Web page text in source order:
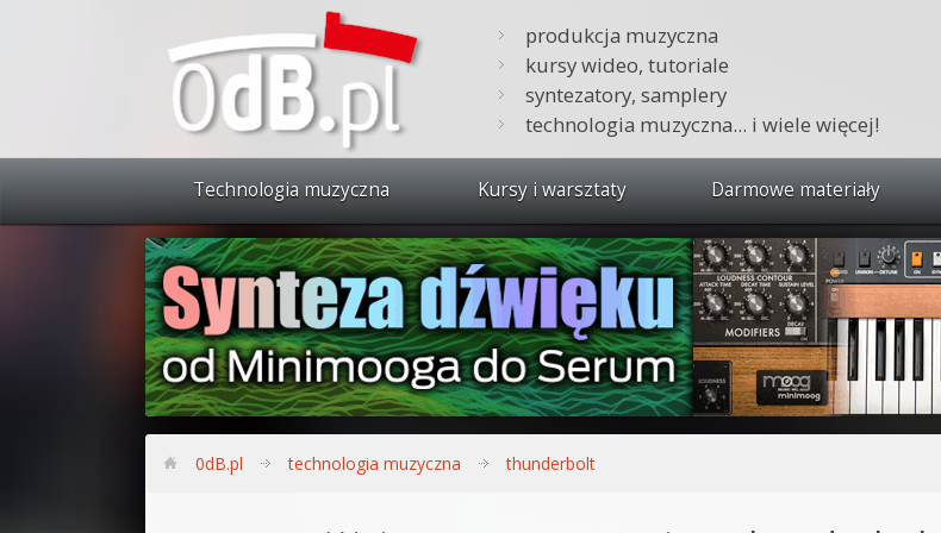
produkcja muzyczna
kursy wideo, tutoriale
syntezatory, samplery
technologia muzyczna... i wiele więcej!
Technologia muzyczna Kursy i warsztaty
Zobacz wszystkie kursy i warsztaty
Synteza dźwięku 🔥
Produkcja muzyczna w praktyce
Bitwig Studio od podstaw
Darmowe materiały
0dB.pl technologia muzyczna thunderbolt